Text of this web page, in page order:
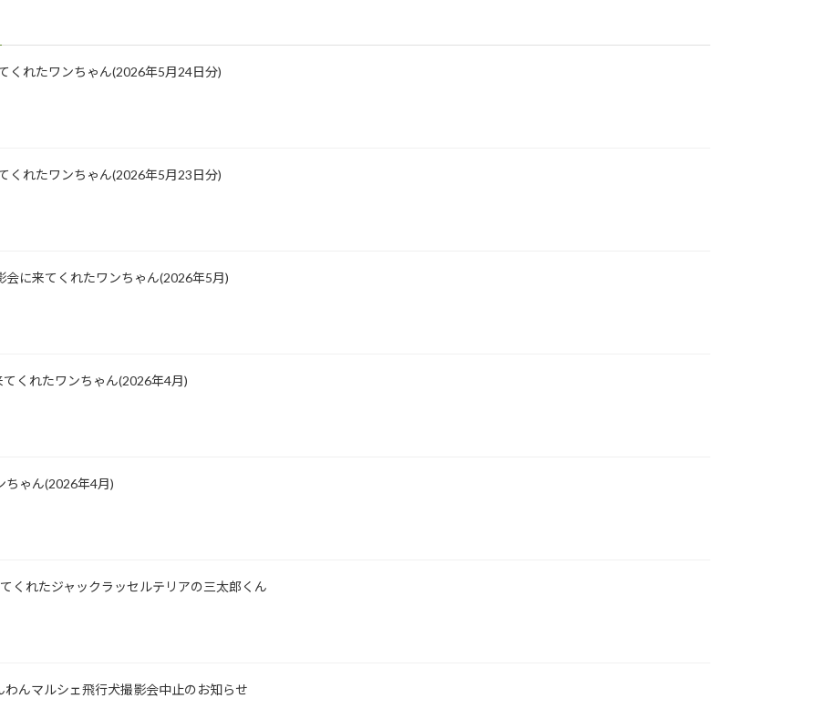
くれたワンちゃん(2026年5月24日分)
くれたワンちゃん(2026年5月23日分)
に来てくれたワンちゃん(2026年5月)
くれたワンちゃん(2026年4月)
ちゃん(2026年4月)
れたジャックラッセルテリアの三太郎くん
んマルシェ飛行犬撮影会中止のお知らせ